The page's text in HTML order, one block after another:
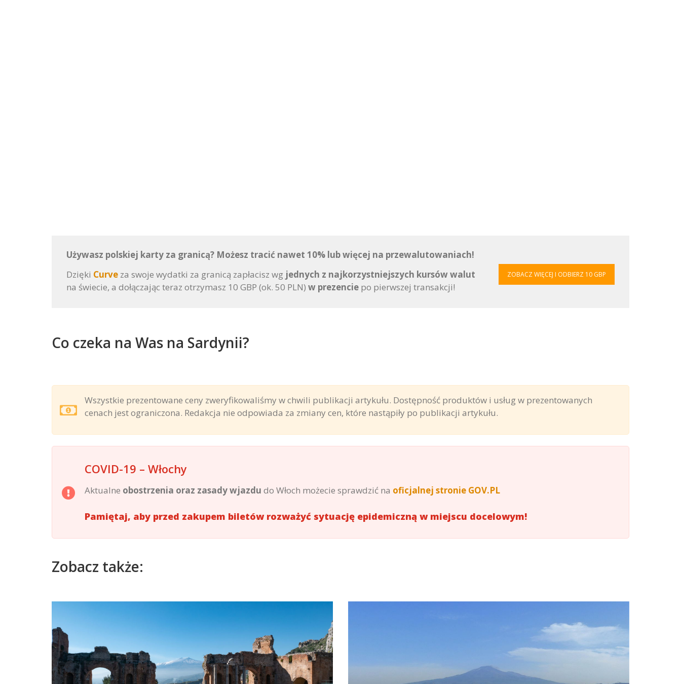
Używasz polskiej karty za granicą? Możesz tracić nawet 10% lub więcej na przewalutowaniach!
Dzięki Curve za swoje wydatki za granicą zapłacisz wg jednych z najkorzystniejszych kursów walut
na świecie, a dołączając teraz otrzymasz 10 GBP (ok. 50 PLN) w prezencie po pierwszej transakcji!
ZOBACZ WIĘCEJ I ODBIERZ 10 GBP
Co czeka na Was na Sardynii?
Wszystkie prezentowane ceny zweryfikowaliśmy w chwili publikacji artykułu. Dostępność produktów i usług w prezentowanych
cenach jest ograniczona. Redakcja nie odpowiada za zmiany cen, które nastąpiły po publikacji artykułu.
COVID-19 – Włochy
Aktualne obostrzenia oraz zasady wjazdu do Włoch możecie sprawdzić na oficjalnej stronie GOV.PL
Pamiętaj, aby przed zakupem biletów rozważyć sytuację epidemiczną w miejscu docelowym!
Zobacz także: